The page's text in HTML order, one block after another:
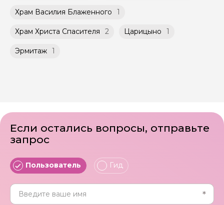
Храм Василия Блаженного 1
Храм Христа Спасителя 2 Царицыно 1
Эрмитаж 1
Если остались вопросы, отправьте
запрос
Пользователь Гид